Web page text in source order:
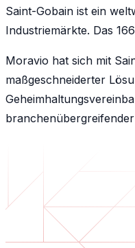
Saint-Gobain ist ein
Industriemärkte. Das
Moravio hat sich mit
maßgeschneiderter